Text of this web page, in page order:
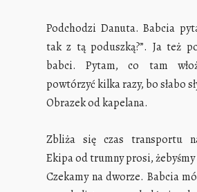
Podchodzi Danuta. Babcia
tak z tą poduszką?”. Ja też
babci. Pytam, co tam
powtórzyć kilka razy, bo słabo
Obrazek od kapelana.
Zbliża się czas transportu
Ekipa od trumny prosi,
Czekamy na dworze. Babcia